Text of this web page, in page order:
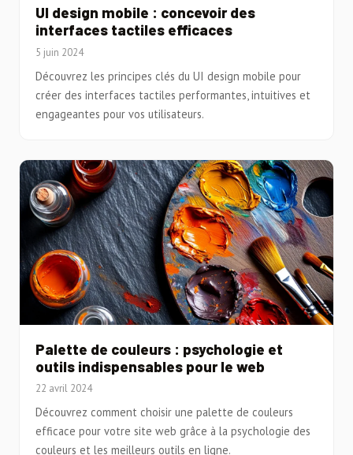
UI design mobile : concevoir des
interfaces tactiles efficaces
5 juin 2024
Découvrez les principes clés du UI design mobile pour
créer des interfaces tactiles performantes, intuitives et
engageantes pour vos utilisateurs.
Palette de couleurs : psychologie et
outils indispensables pour le web
22 avril 2024
Découvrez comment choisir une palette de couleurs
efficace pour votre site web grâce à la psychologie des
couleurs et les meilleurs outils en ligne.